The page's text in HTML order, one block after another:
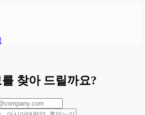
찾아 드릴까요?